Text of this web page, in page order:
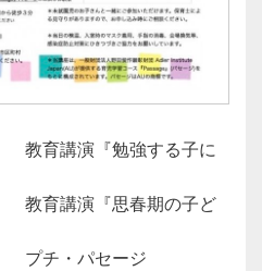
教育講演『勉強する子に
教育講演『思春期の子ど
プチ・パセージ